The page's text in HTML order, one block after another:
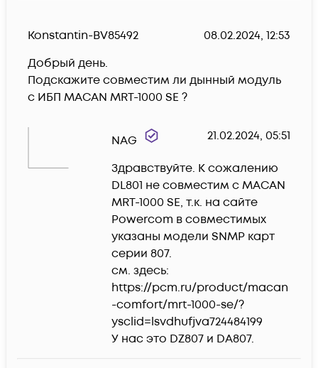
Konstantin-BV85492
08.02.2024, 12:53
Добрый день.
Подскажите совместим ли дынный модуль
с ИБП MACAN MRT-1000 SE ?
NAG 21.02.2024, 05:51
Здравствуйте. К сожалению
DL801 не совместим c MACAN
MRT-1000 SE, т.к. на сайте
Powercom в совместимых
указаны модели SNMP карт
серии 807.
см. здесь:
https://pcm.ru/product/macan
-comfort/mrt-1000-se/?
ysclid=lsvdhufjva724484199
У нас это DZ807 и DA807.